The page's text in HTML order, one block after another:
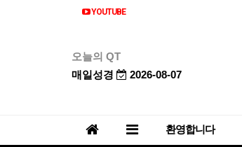
YOUTUBE
오늘의 QT
매일성경
2026-08-07
환영합니다